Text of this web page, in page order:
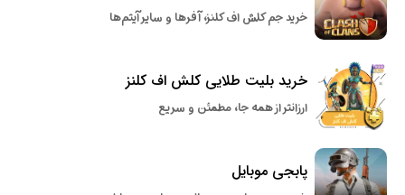
خرید جم کلش اف کلنز، آفرها و سایر آیتم‌ها
خرید بلیت طلایی کلش اف کلنز
ارزانتر از همه جا، مطمئن و سریع
پابجی موبایل